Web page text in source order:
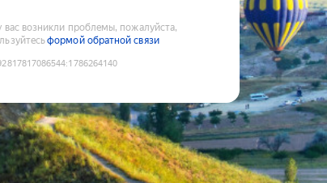
вас возникли проблемы, пожалуйста,
формой обратной связи
:1786264140